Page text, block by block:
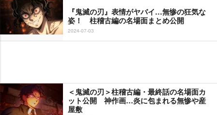
『鬼滅の刃』表情がヤバイ…無惨の狂気な
姿！ 柱稽古編の名場面まとめ公開
2024-07-03
＜鬼滅の刃＞柱稽古編・最終話の名場面カ
ット公開 神作画…炎に包まれる無惨や産
屋敷